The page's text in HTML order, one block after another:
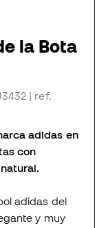
la Bota
| ref.
adidas en
con
adidas del
y muy